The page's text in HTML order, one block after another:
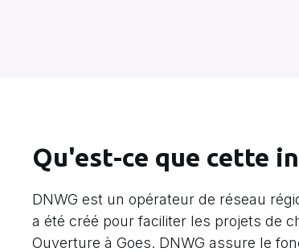
Qu'est-ce que cette
DNWG est un opérateur de réseau
a été créé pour faciliter les projets de
Ouverture à Goes. DNWG assure le